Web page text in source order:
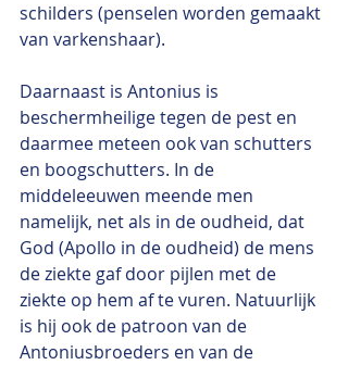
schilders (penselen worden gemaakt
van varkenshaar).
Daarnaast is Antonius is
beschermheilige tegen de pest en
daarmee meteen ook van schutters
en boogschutters. In de
middeleeuwen meende men
namelijk, net als in de oudheid, dat
God (Apollo in de oudheid) de mens
de ziekte gaf door pijlen met de
ziekte op hem af te vuren. Natuurlijk
is hij ook de patroon van de
Antoniusbroeders en van de